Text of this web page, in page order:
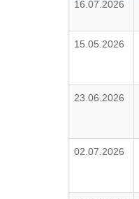
16.07.2026
15.05.2026
23.06.2026
02.07.2026